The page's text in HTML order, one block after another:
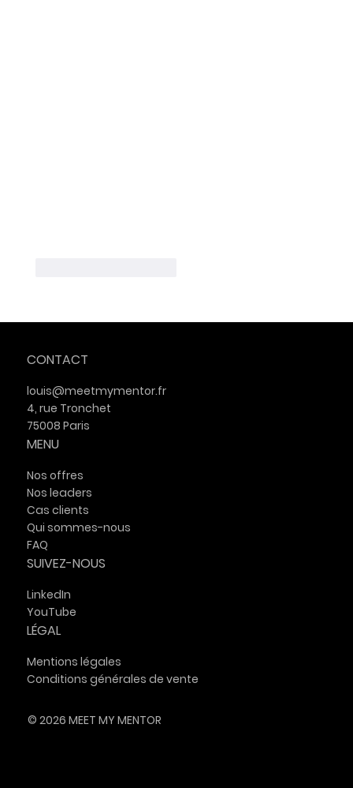
CONTACT
louis@meetmymentor.fr
4, rue Tronchet
75008 Paris
MENU
Nos offres
Nos leaders
Cas clients
Qui sommes-nous
FAQ
SUIVEZ-NOUS
LinkedIn
YouTube
LÉGAL
Mentions légales
Conditions générales de vente
© 2026 MEET MY MENTOR